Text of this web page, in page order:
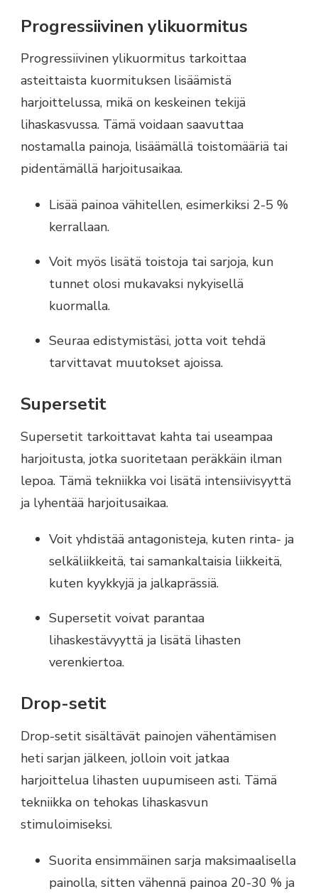
Progressiivinen ylikuormitus
Progressiivinen ylikuormitus tarkoittaa
asteittaista kuormituksen lisäämistä
harjoittelussa, mikä on keskeinen tekijä
lihaskasvussa. Tämä voidaan saavuttaa
nostamalla painoja, lisäämällä toistomääriä tai
pidentämällä harjoitusaikaa.
Lisää painoa vähitellen, esimerkiksi 2-5 %
kerrallaan.
Voit myös lisätä toistoja tai sarjoja, kun
tunnet olosi mukavaksi nykyisellä
kuormalla.
Seuraa edistymistäsi, jotta voit tehdä
tarvittavat muutokset ajoissa.
Supersetit
Supersetit tarkoittavat kahta tai useampaa
harjoitusta, jotka suoritetaan peräkkäin ilman
lepoa. Tämä tekniikka voi lisätä intensiivisyyttä
ja lyhentää harjoitusaikaa.
Voit yhdistää antagonisteja, kuten rinta- ja
selkäliikkeitä, tai samankaltaisia liikkeitä,
kuten kyykkyjä ja jalkaprässiä.
Supersetit voivat parantaa
lihaskestävyyttä ja lisätä lihasten
verenkiertoa.
Drop-setit
Drop-setit sisältävät painojen vähentämisen
heti sarjan jälkeen, jolloin voit jatkaa
harjoittelua lihasten uupumiseen asti. Tämä
tekniikka on tehokas lihaskasvun
stimuloimiseksi.
Suorita ensimmäinen sarja maksimaalisella
painolla, sitten vähennä painoa 20-30 % ja